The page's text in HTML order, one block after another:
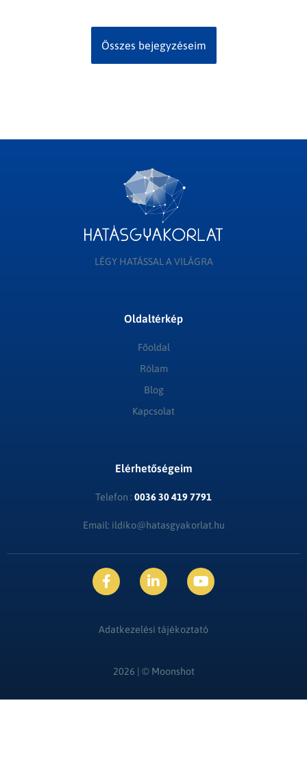
Összes bejegyzéseim
LÉGY HATÁSSAL A VILÁGRA
Oldaltérkép
Főoldal
Rólam
Blog
Kapcsolat
Elérhetőségeim
Telefon : 0036 30 419 7791
Email: ildiko@hatasgyakorlat.hu
2026 | © Moonshot
Adatkezelési tájékoztató